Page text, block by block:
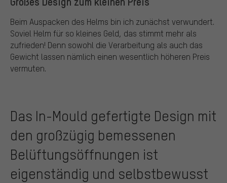
Beim Auspacken des Helms bin ich zunächst verwundert.
Soviel Helm für so kleines Geld, das stimmt mehr als
zufrieden! Denn sowohl die Verarbeitung als auch das
Gewicht lassen nämlich einen wesentlich höheren Preis
vermuten.
Das In-Mould gefertigte Design mit
den großzügig bemessenen
Belüftungsöffnungen ist
eigenständig und selbstbewusst